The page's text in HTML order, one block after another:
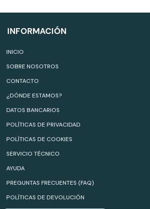
INFORMACIÓN
INICIO
SOBRE NOSOTROS
CONTACTO
¿DÓNDE ESTAMOS?
DATOS BANCARIOS
POLÍTICAS DE PRIVACIDAD
POLÍTICAS DE COOKIES
SERVICIO TÉCNICO
AYUDA
PREGUNTAS FRECUENTES (FAQ)
POLÍTICAS DE DEVOLUCIÓN